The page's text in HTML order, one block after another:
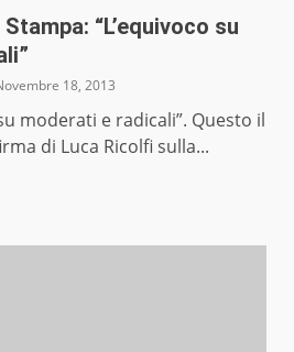
“L’equivoco su
18, 2013
moderati e radicali”. Questo il
di Luca Ricolfi sulla...